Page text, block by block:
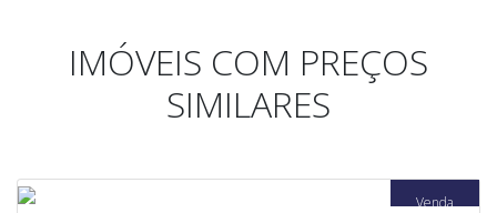
IMÓVEIS COM PREÇOS
SIMILARES
Venda